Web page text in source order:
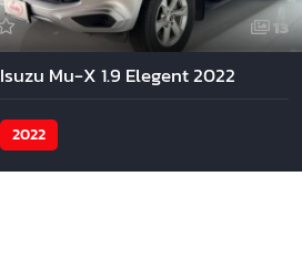
13
Isuzu Mu-X 1.9 Elegent 2022
2022